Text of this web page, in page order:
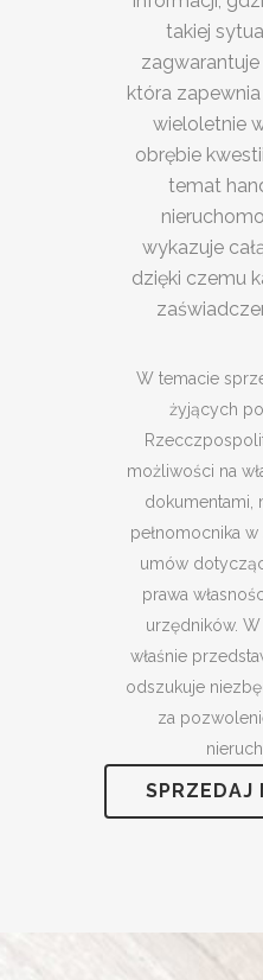
takiej
zagwarantuje
która
wieloletnie
obrębie
temat
wykazuje
dzięki czemu
W temacie
żyjących
możliwości na
dokumentami,
pełnomocnika
umów
prawa
urzędników.
właśnie
odszukuje
za
SPRZEDAJ